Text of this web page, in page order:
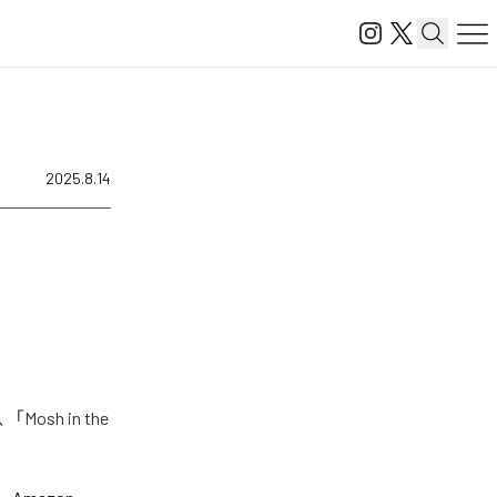
2025.8.14
Mosh in the